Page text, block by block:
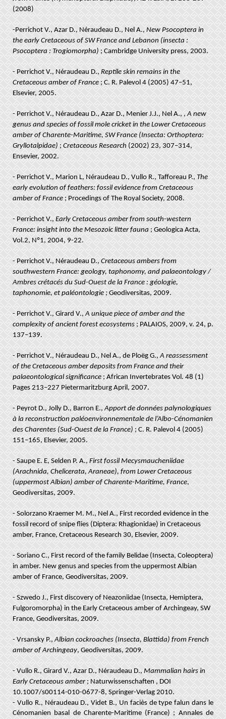
(2008)
-Perrichot V., Azar D., Néraudeau D., Nel A.,New Psocoptera in
the early Cretaceous of SW France and Lebanon (insecta :
Psocoptera : Trogiomorpha); Cambridge University press, 2003.
- Perrichot V., Néraudeau D.,Reptile skin remains in the
Cretaceous amber of France; C. R. Palevol 4 (2005) 47–51,
Elsevier, 2005.
- Perrichot V., Néraudeau D., Azar D., Menier J.J., Nel A., ,A new
genus and species of fossil mole cricket in the Lower Cretaceous
amber of Charente-Maritime, SW France (Insecta: Orthoptera:
Gryllotalpidae);Cretaceous Research(2002) 23, 307–314,
Ensevier, 2002.
- Perrichot V., Marion L, Néraudeau D., Vullo R., Tafforeau P.,The
early evolution of feathers: fossil evidence from Cretaceous
amber of France; Procedings of The Royal Society, 2008.
- Perrichot V.,Early Cretaceous amber from south-western
France: insight into the Mesozoic litter fauna ; Geologica Acta,
Vol.2, Nº1, 2004, 9-22.
- Perrichot V., Néraudeau D., Cretaceous ambers from
southwestern France: geology, taphonomy, and palaeontology /
Ambres crétacés du Sud-Ouest de la France : géologie,
taphonomie, et paléontologie ;Geodiversitas, 2009.
- Perrichot V., Girard V.,A unique piece of amber and the
complexity of ancient forest ecosystems; PALAIOS, 2009, v. 24, p.
137–139.
- Perrichot V., Néraudeau D., Nel A., de Ploëg G.,A reassessment
of the Cretaceous amber deposits from France and their
palaeontological significance; African Invertebrates Vol. 48 (1)
Pages 213–227 Pietermaritzburg April, 2007.
- Peyrot D., Jolly D., Barron E.,Apport de données palynologiques
à la reconstruction paléoenvironnementale de l’Albo-Cénomanien
des Charentes (Sud-Ouest de la France); C. R. Palevol 4 (2005)
151–165, Elsevier, 2005.
- Saupe E. E, Selden P. A.,First fossil Mecysmaucheniidae
(Arachnida, Chelicerata, Araneae), from Lower Cretaceous
(uppermost Albian) amber of Charente-Maritime, France,
Geodiversitas, 2009.
- Solorzano Kraemer M. M., Nel A., First recorded evidence in the
fossil record of snipe flies (Diptera: Rhagionidae) in Cretaceous
amber, France, Cretaceous Research 30, Elsevier, 2009.
- Soriano C., First record of the family Belidae (Insecta, Coleoptera)
in amber. New genus and species from the uppermost Albian
amber of France, Geodiversitas, 2009.
- Szwedo J., First discovery of Neazoniidae (Insecta, Hemiptera,
Fulgoromorpha) in the Early Cretaceous amber of Archingeay, SW
France, Geodiversitas, 2009.
- Vrsansky P.,Albian cockroaches (Insecta, Blattida) from French
amber of Archingeay, Geodiversitas, 2009.
- Vullo R., Girard V., Azar D., Néraudeau D.,Mammalian hairs in
Early Cretaceous amber; Naturwissenschaften , DOI
10.1007/s00114-010-0677-8, Springer-Verlag 2010.
- Vullo R., Néraudeau D., Videt B., Un faciès de type falun dans le
Cénomanien basal de Charente-Maritime (France) ; Annales de